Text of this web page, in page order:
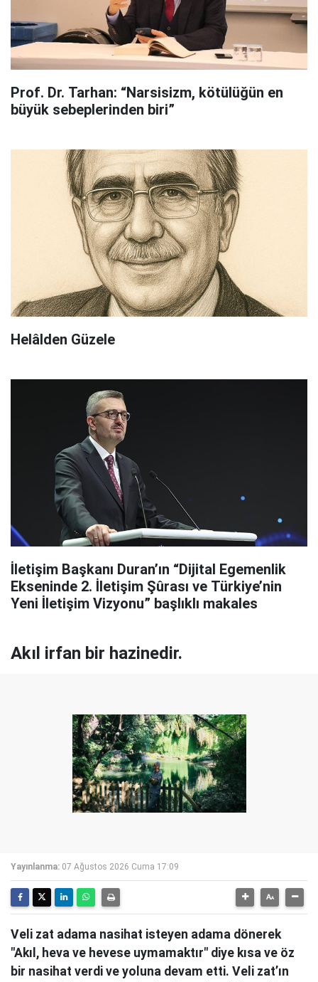
Prof. Dr. Tarhan: “Narsisizm, kötülüğün en
büyük sebeplerinden biri”
Helâlden Güzele
İletişim Başkanı Duran’ın “Dijital Egemenlik
Ekseninde 2. İletişim Şûrası ve Türkiye’nin
Yeni İletişim Vizyonu” başlıklı makales
Akıl irfan bir hazinedir.
Yayınlanma: 07 Ağustos 2026 Cuma 17:09
Veli zat adama nasihat isteyen adama dönerek
"Akıl, heva ve hevese uymamaktır" diye kısa ve öz
bir nasihat verdi ve yoluna devam etti. Veli zat’ın